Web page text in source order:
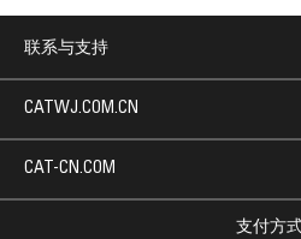
联系与支持
支付方
CATWJ.COM.CN
CAT-CN.COM